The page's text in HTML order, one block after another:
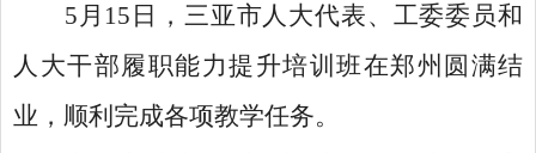
5月15日，三亚市人大代表、工委委员和
人大干部履职能力提升培训班在郑州圆满结
业，顺利完成各项教学任务。